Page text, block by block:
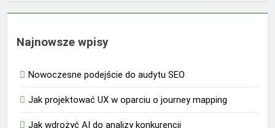
Najnowsze wpisy
Nowoczesne podejście do audytu SEO
Jak projektować UX w oparciu o journey mapping
Jak wdrożyć AI do analizy konkurencji